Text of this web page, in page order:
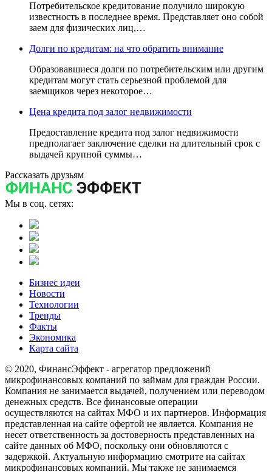
Потребительское кредитование получило широкую
известность в последнее время. Представляет оно собой
заем для физических лиц,…
Долги по кредитам: на что обратить внимание
Образовавшиеся долги по потребительским или другим
кредитам могут стать серьезной проблемой для
заемщиков через некоторое…
Цена кредита под залог недвижимости
Предоставление кредита под залог недвижимости
предполагает заключение сделки на длительный срок с
выдачей крупной суммы…
Рассказать друзьям
Мы в соц. сетях:
Бизнес идеи
Новости
Технологии
Тренды
Факты
Экономика
Карта сайта
© 2020, ФинансЭффект - агрегатор предложений
микрофинансовых компаний по займам для граждан России.
Компания не занимается выдачей, получением или переводом
денежных средств. Все финансовые операции
осуществляются на сайтах МФО и их партнеров. Информация
представленная на сайте офертой не является. Компания не
несет ответственность за достоверность представленных на
сайте данных об МФО, поскольку они обновляются с
задержкой. Актуальную информацию смотрите на сайтах
микрофинансовых компаний. Мы также не занимаемся